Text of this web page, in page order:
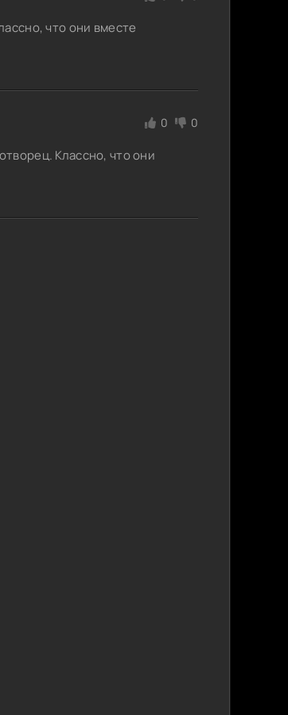
что они вместе
0 0
Классно, что они